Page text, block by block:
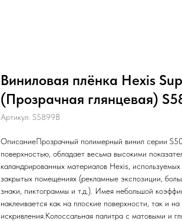
Виниловая плёнка Hexis
(Прозрачная глянцевая)
Артикул: S5899B
ОписаниеПрозрачный полимерный винил серии
поверхностью, обладает весьма высокими
каландрированных материалов Hexis,
закрытых помещениях (рекламные экспозиции,
знаки, пиктограммы и т.д.). Имея небольшой
наклеивается как на плоские поверхности, так и
искривления.Колоссальная палитра с матовыми и